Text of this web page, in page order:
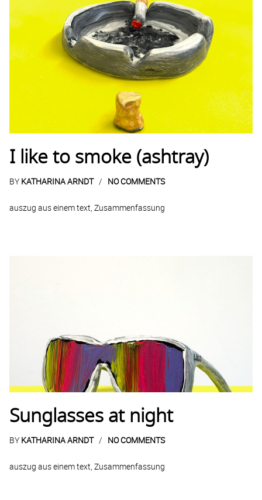
I like to smoke (ashtray)
BY KATHARINA ARNDT NO COMMENTS
auszug aus einem text, Zusammenfassung
Sunglasses at night
BY KATHARINA ARNDT NO COMMENTS
auszug aus einem text, Zusammenfassung